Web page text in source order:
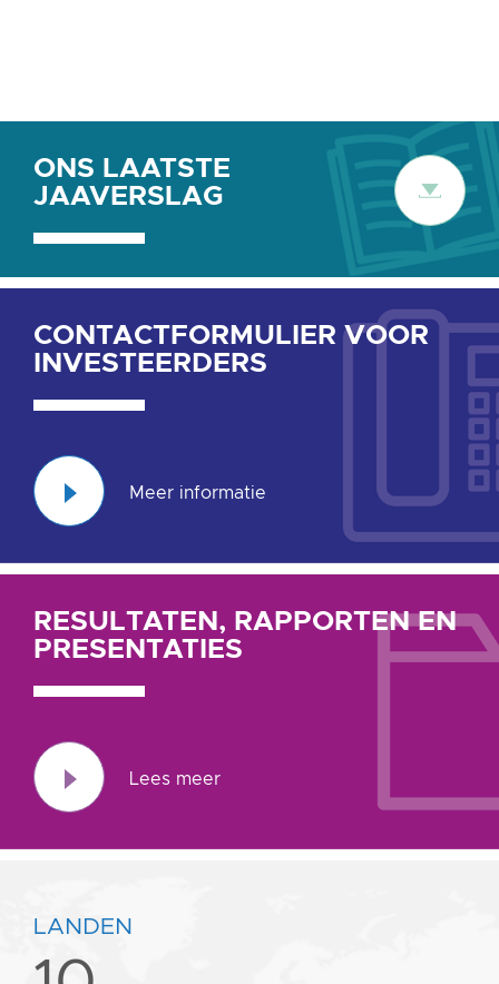
ONS
LAATSTE
JAAVERSLAG
ONS LAATSTE
JAAVERSLAG
contactformulier
voor
CONTACTFORMULIER VOOR
INVESTEERDERS
Meer informatie
RESULTATEN,
RAPPORTEN
PRESENTATIES
RESULTATEN, RAPPORTEN EN
PRESENTATIES
Lees meer
LANDEN